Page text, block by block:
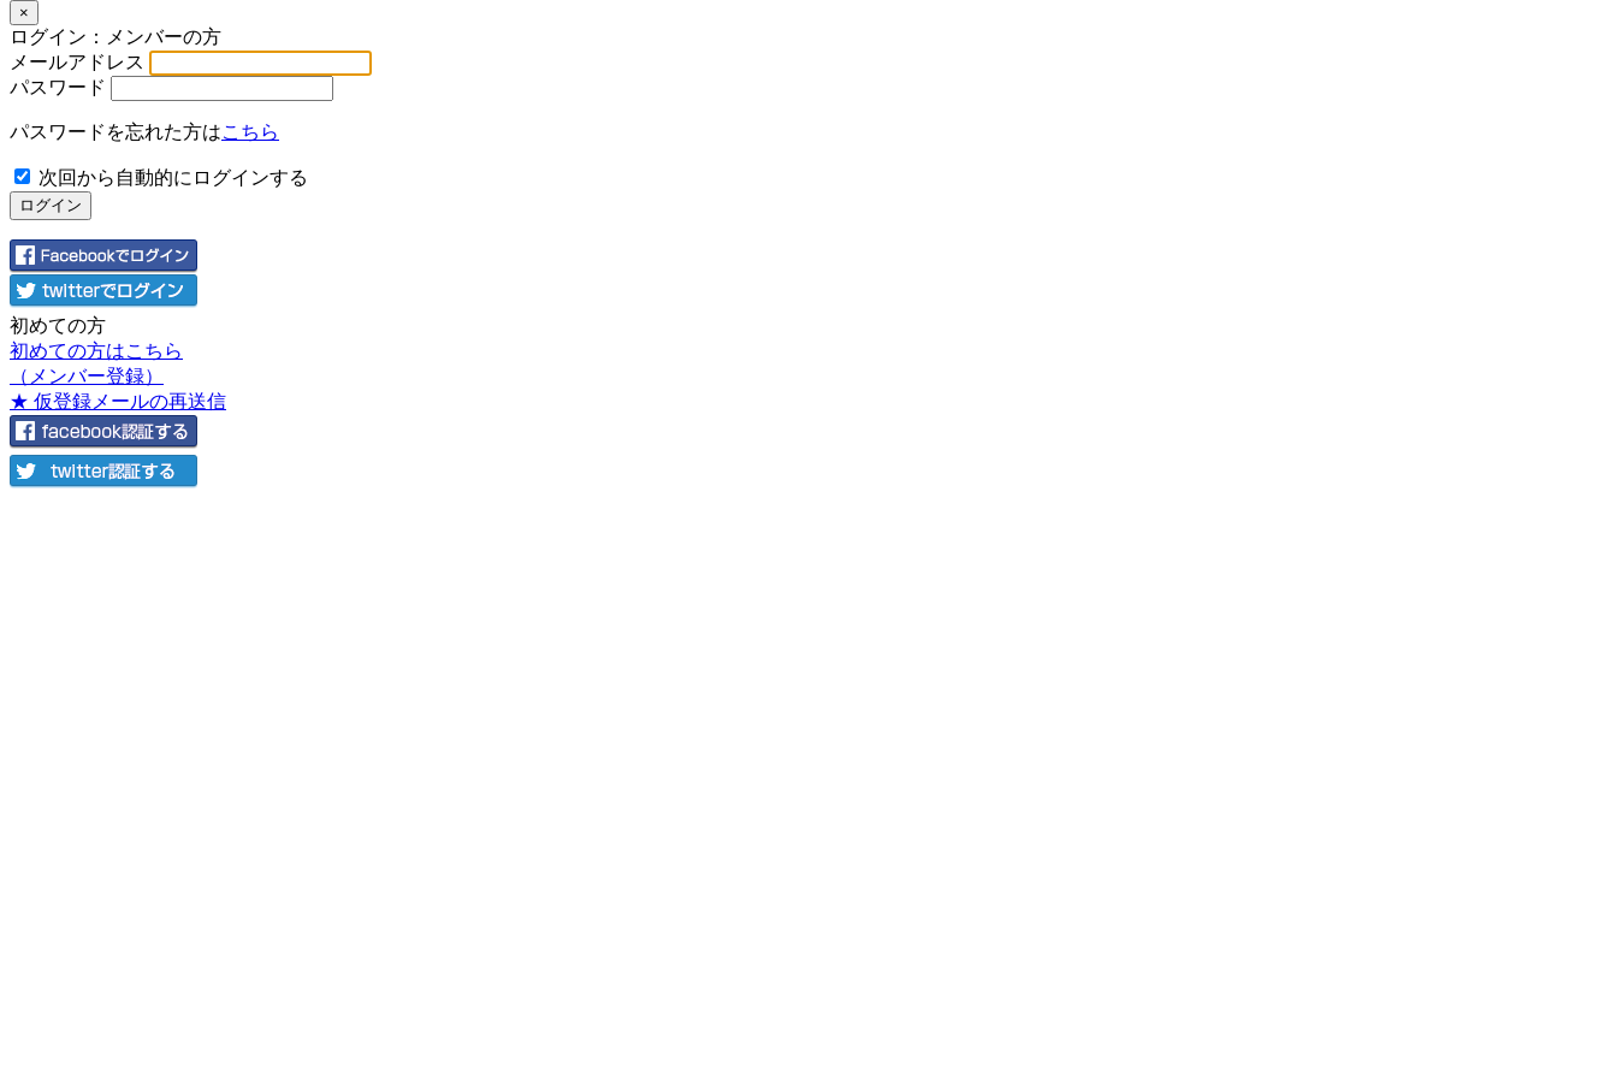
×
ログイン：メンバーの方
メールアドレス
パスワード
パスワードを忘れた方はこちら
次回から自動的にログインする
初めての方
初めての方はこちら
（メンバー登録）
★ 仮登録メールの再送信